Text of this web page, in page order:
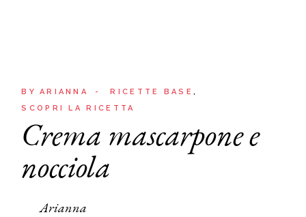
BY ARIANNA
RICETTE BASE
SCOPRI LA RICETTA
Crema mascarpone e
nocciola
Arianna